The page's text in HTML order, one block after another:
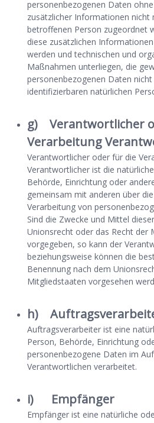
personenbezogenen Daten
zusätzlicher Informationen nicht
betroffenen Person zugeordnet
diese zusätzlichen
werden und technischen und
Maßnahmen unterliegen, die
personenbezogenen Daten
identifizierbaren natürlichen
g) Verantwortlicher
Verarbeitung
Verantwortlicher oder für die
Verantwortlicher ist die
Behörde, Einrichtung oder
gemeinsam mit anderen über
Verarbeitung von
Sind die Zwecke und Mittel
Unionsrecht oder das Recht der
vorgegeben, so kann der
beziehungsweise können die
Benennung nach dem
Mitgliedstaaten vorgesehen
h)
Auftragsverarbeiter ist eine
Person, Behörde, Einrichtung
personenbezogene Daten im
Verantwortlichen verarbeitet.
i) Empfänger
Empfänger ist eine natürliche